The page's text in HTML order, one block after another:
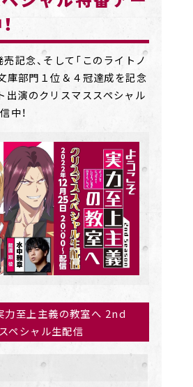
記念、そして「このライトノ
庫部門１位＆４冠達成を記念
出演のクリスマススペシャル
中！
力至上主義の教室へ 2nd
ペシャル生配信